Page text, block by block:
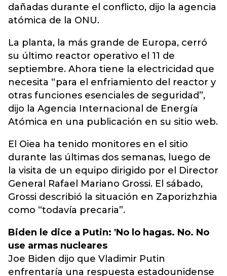
dañadas durante el conflicto, dijo la agencia
atómica de la ONU.
La planta, la más grande de Europa, cerró
su último reactor operativo el 11 de
septiembre. Ahora tiene la electricidad que
necesita “para el enfriamiento del reactor y
otras funciones esenciales de seguridad”,
dijo la Agencia Internacional de Energía
Atómica en una publicación en su sitio web.
El Oiea ha tenido monitores en el sitio
durante las últimas dos semanas, luego de
la visita de un equipo dirigido por el Director
General Rafael Mariano Grossi. El sábado,
Grossi describió la situación en Zaporizhzhia
como “todavía precaria”.
Biden le dice a Putin: 'No lo hagas. No. No
use armas nucleares
Joe Biden dijo que Vladimir Putin
enfrentaría una respuesta estadounidense